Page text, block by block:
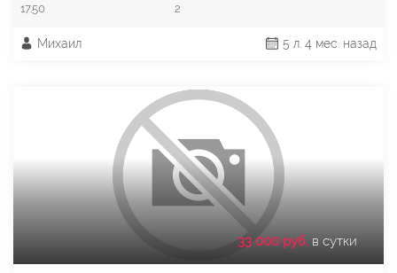
17.50
2
Михаил 5 л. 4 мес. назад
33 000 руб. в сутки